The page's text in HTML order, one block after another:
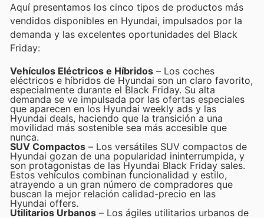
Aquí presentamos los cinco tipos de productos más
vendidos disponibles en Hyundai, impulsados por la
demanda y las excelentes oportunidades del Black
Friday:
Vehículos Eléctricos e Híbridos – Los coches
eléctricos e híbridos de Hyundai son un claro favorito,
especialmente durante el Black Friday. Su alta
demanda se ve impulsada por las ofertas especiales
que aparecen en los Hyundai weekly ads y las
Hyundai deals, haciendo que la transición a una
movilidad más sostenible sea más accesible que
nunca.
SUV Compactos – Los versátiles SUV compactos de
Hyundai gozan de una popularidad ininterrumpida, y
son protagonistas de las Hyundai Black Friday sales.
Estos vehículos combinan funcionalidad y estilo,
atrayendo a un gran número de compradores que
buscan la mejor relación calidad-precio en las
Hyundai offers.
Utilitarios Urbanos – Los ágiles utilitarios urbanos de